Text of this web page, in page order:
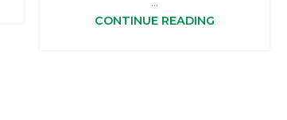
CONTINUE READING